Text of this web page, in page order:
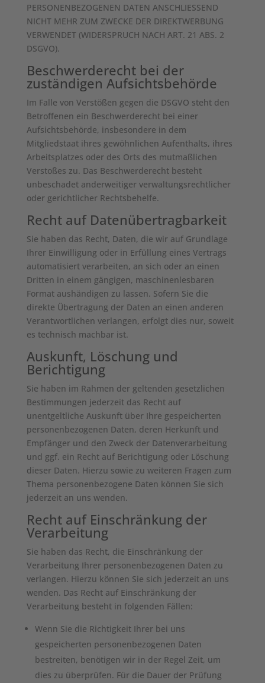
PERSONENBEZOGENEN DATEN ANSCHLIESSEND
NICHT MEHR ZUM ZWECKE DER DIREKTWERBUNG
VERWENDET (WIDERSPRUCH NACH ART. 21 ABS. 2
DSGVO).
Beschwerde­recht bei der
zuständigen Aufsichts­behörde
Im Falle von Verstößen gegen die DSGVO steht den
Betroffenen ein Beschwerderecht bei einer
Aufsichtsbehörde, insbesondere in dem
Mitgliedstaat ihres gewöhnlichen Aufenthalts, ihres
Arbeitsplatzes oder des Orts des mutmaßlichen
Verstoßes zu. Das Beschwerderecht besteht
unbeschadet anderweitiger verwaltungsrechtlicher
oder gerichtlicher Rechtsbehelfe.
Recht auf Daten­übertrag­barkeit
Sie haben das Recht, Daten, die wir auf Grundlage
Ihrer Einwilligung oder in Erfüllung eines Vertrags
automatisiert verarbeiten, an sich oder an einen
Dritten in einem gängigen, maschinenlesbaren
Format aushändigen zu lassen. Sofern Sie die
direkte Übertragung der Daten an einen anderen
Verantwortlichen verlangen, erfolgt dies nur, soweit
es technisch machbar ist.
Auskunft, Löschung und
Berichtigung
Sie haben im Rahmen der geltenden gesetzlichen
Bestimmungen jederzeit das Recht auf
unentgeltliche Auskunft über Ihre gespeicherten
personenbezogenen Daten, deren Herkunft und
Empfänger und den Zweck der Datenverarbeitung
und ggf. ein Recht auf Berichtigung oder Löschung
dieser Daten. Hierzu sowie zu weiteren Fragen zum
Thema personenbezogene Daten können Sie sich
jederzeit an uns wenden.
Recht auf Einschränkung der
Verarbeitung
Sie haben das Recht, die Einschränkung der
Verarbeitung Ihrer personenbezogenen Daten zu
verlangen. Hierzu können Sie sich jederzeit an uns
wenden. Das Recht auf Einschränkung der
Verarbeitung besteht in folgenden Fällen:
Wenn Sie die Richtigkeit Ihrer bei uns
gespeicherten personenbezogenen Daten
bestreiten, benötigen wir in der Regel Zeit, um
dies zu überprüfen. Für die Dauer der Prüfung